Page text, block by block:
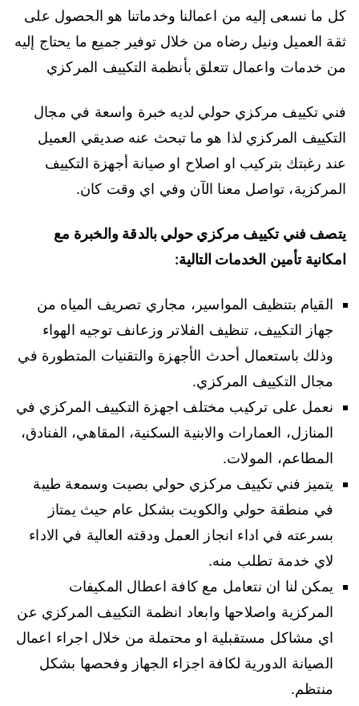
كل ما نسعى إليه من اعمالنا وخدماتنا هو الحصول على
ثقة العميل ونيل رضاه من خلال توفير جميع ما يحتاج إليه
من خدمات واعمال تتعلق بأنظمة التكييف المركزي
فني تكييف مركزي حولي لديه خبرة واسعة في مجال
التكييف المركزي لذا هو ما تبحث عنه صديقي العميل
عند رغبتك بتركيب او اصلاح او صيانة أجهزة التكييف
المركزية، تواصل معنا الآن وفي اي وقت كان.
يتصف فني تكييف مركزي حولي بالدقة والخبرة مع
امكانية تأمين الخدمات التالية:
القيام بتنظيف المواسير، مجاري تصريف المياه من
جهاز التكييف، تنظيف الفلاتر وزعانف توجيه الهواء
وذلك باستعمال أحدث الأجهزة والتقنيات المتطورة في
مجال التكييف المركزي.
نعمل على تركيب مختلف اجهزة التكييف المركزي في
المنازل، العمارات والابنية السكنية، المقاهي، الفنادق،
المطاعم، المولات.
يتميز فني تكييف مركزي حولي بصيت وسمعة طيبة
في منطقة حولي والكويت بشكل عام حيث يمتاز
بسرعته في اداء انجاز العمل ودقته العالية في الاداء
لاي خدمة تطلب منه.
يمكن لنا ان نتعامل مع كافة اعطال المكيفات
المركزية واصلاحها وابعاد انظمة التكييف المركزي عن
اي مشاكل مستقبلية او محتملة من خلال اجراء اعمال
الصيانة الدورية لكافة اجزاء الجهاز وفحصها بشكل
منتظم.